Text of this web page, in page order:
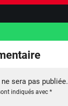
sera pas publiée.
indiqués avec *